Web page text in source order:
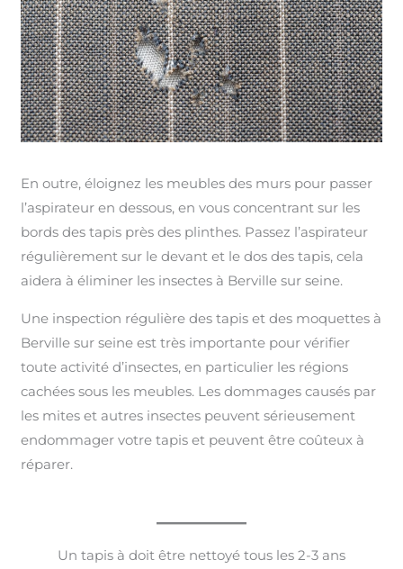
En outre, éloignez les meubles des murs pour passer
l’aspirateur en dessous, en vous concentrant sur les
bords des tapis près des plinthes. Passez l’aspirateur
régulièrement sur le devant et le dos des tapis, cela
aidera à éliminer les insectes à Berville sur seine.
Une inspection régulière des tapis et des moquettes à
Berville sur seine est très importante pour vérifier
toute activité d’insectes, en particulier les régions
cachées sous les meubles. Les dommages causés par
les mites et autres insectes peuvent sérieusement
endommager votre tapis et peuvent être coûteux à
réparer.
Un tapis à doit être nettoyé tous les 2-3 ans